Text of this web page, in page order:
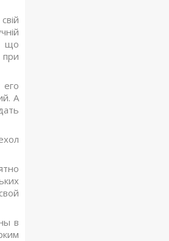
що
при
А
в